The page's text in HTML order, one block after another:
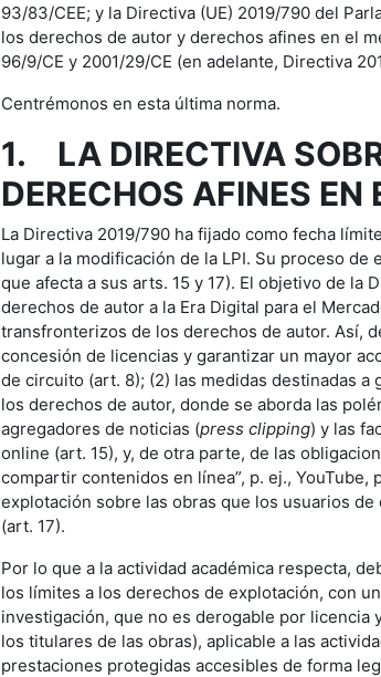
93/83/CEE; y la Directiva (UE) 2019/790 del
los derechos de autor y derechos afines en el
96/9/CE y 2001/29/CE (en adelante, Directiva
Centrémonos en esta última norma.
1. LA DIRECTIVA
DERECHOS AFINES
La Directiva 2019/790 ha fijado como fecha
lugar a la modificación de la LPI. Su proceso
que afecta a sus arts. 15 y 17). El objetivo de la
derechos de autor a la Era Digital para el
transfronterizos de los derechos de autor. Así,
concesión de licencias y garantizar un mayor
de circuito (art. 8); (2) las medidas destinadas
los derechos de autor, donde se aborda las
agregadores de noticias (press clipping) y las
online (art. 15), y, de otra parte, de las
compartir contenidos en línea”, p. ej.,
explotación sobre las obras que los usuarios
(art. 17).
Por lo que a la actividad académica respecta,
los límites a los derechos de explotación, con
investigación, que no es derogable por licencia
los titulares de las obras), aplicable a las
prestaciones protegidas accesibles de forma